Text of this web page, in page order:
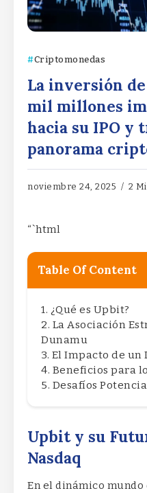
Criptomonedas
La inversión de
mil millones
hacia su IPO y
panorama
noviembre 24, 2025 2
“`html
Table Of Content
¿Qué es Upbit?
La Asociación
Dunamu
El Impacto de un
Beneficios para
Desafíos
Upbit y su
Nasdaq
En el dinámico